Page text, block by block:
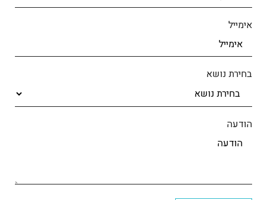
אימייל
בחירת נושא
הודעה